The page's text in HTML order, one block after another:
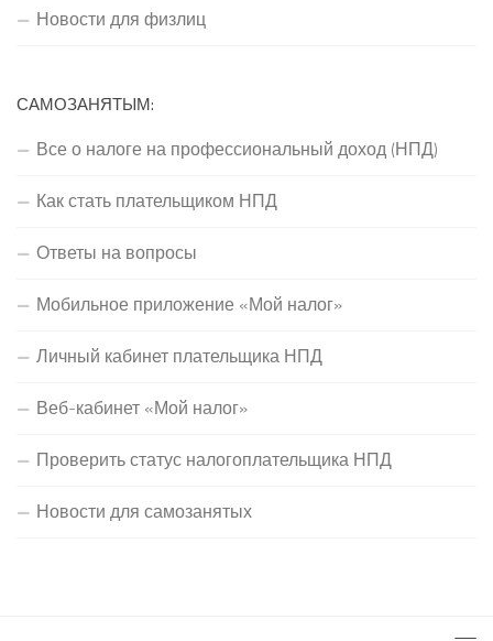
Новости для физлиц
САМОЗАНЯТЫМ:
Все о налоге на профессиональный доход (НПД)
Как стать плательщиком НПД
Ответы на вопросы
Мобильное приложение «Мой налог»
Личный кабинет плательщика НПД
Веб-кабинет «Мой налог»
Проверить статус налогоплательщика НПД
Новости для самозанятых